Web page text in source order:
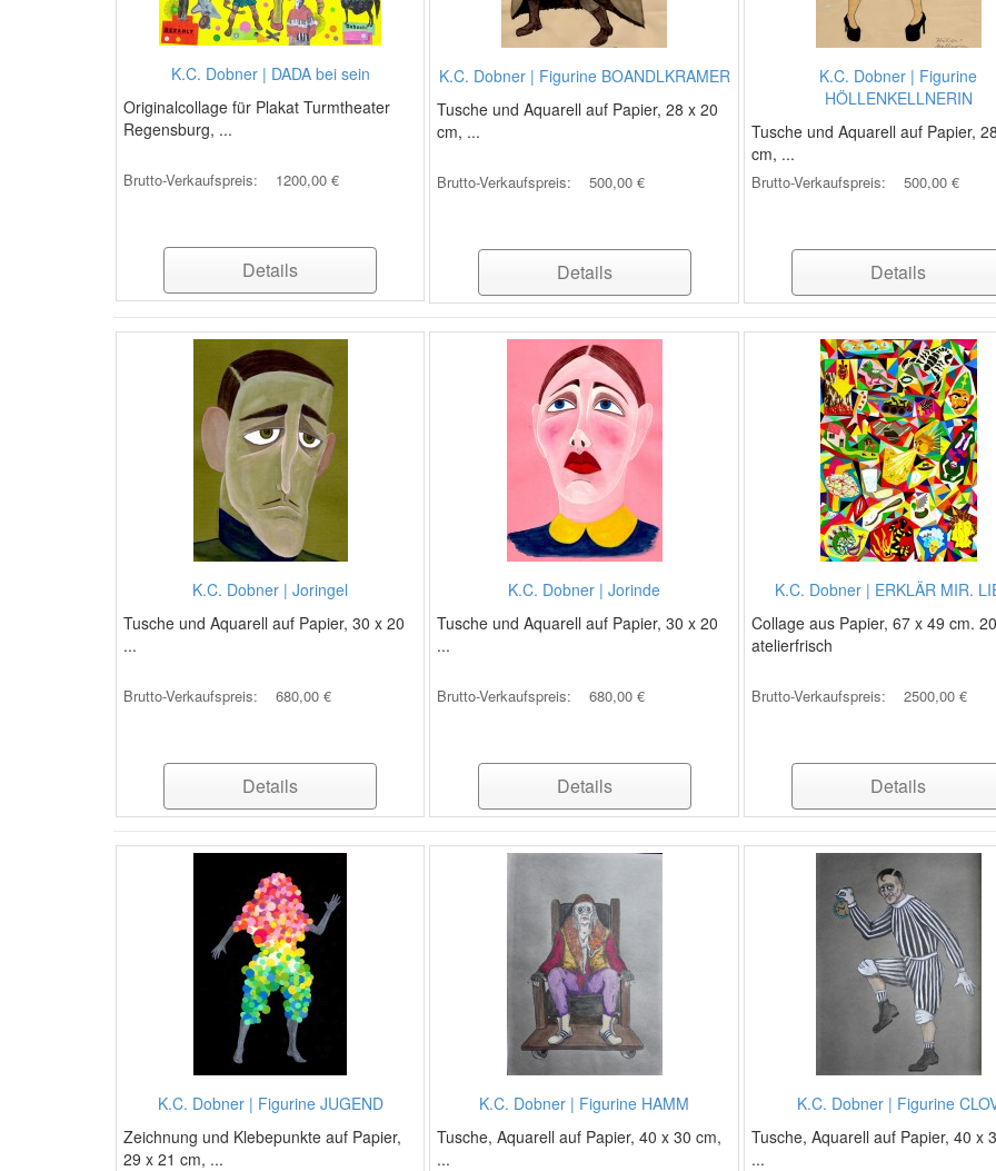
K.C. Dobner | DADA bei sein
Originalcollage für Plakat Turmtheater
Regensburg, ...
Brutto-Verkaufspreis: 1200,00 €
Details
K.C. Dobner | Figurine BOANDLKRAMER
Tusche und Aquarell auf Papier, 28 x 20
cm, ...
Brutto-Verkaufspreis: 500,00 €
Details
K.C. Dobner | Figurine
HÖLLENKELLNERIN
Tusche und Aquarell auf Papier,
cm, ...
Brutto-Verkaufspreis: 500,00 €
Details
K.C. Dobner | Joringel
Tusche und Aquarell auf Papier, 30 x 20
...
Brutto-Verkaufspreis: 680,00 €
Details
K.C. Dobner | Jorinde
Tusche und Aquarell auf Papier, 30 x 20
...
Brutto-Verkaufspreis: 680,00 €
Details
K.C. Dobner | ERKLÄR MIR.
Collage aus Papier, 67 x 49 cm.
atelierfrisch
Brutto-Verkaufspreis: 2500,00 €
Details
K.C. Dobner | Figurine JUGEND
Zeichnung und Klebepunkte auf Papier,
29 x 21 cm, ...
K.C. Dobner | Figurine HAMM
Tusche, Aquarell auf Papier, 40 x 30 cm,
...
K.C. Dobner | Figurine
Tusche, Aquarell auf Papier, 40 x
...